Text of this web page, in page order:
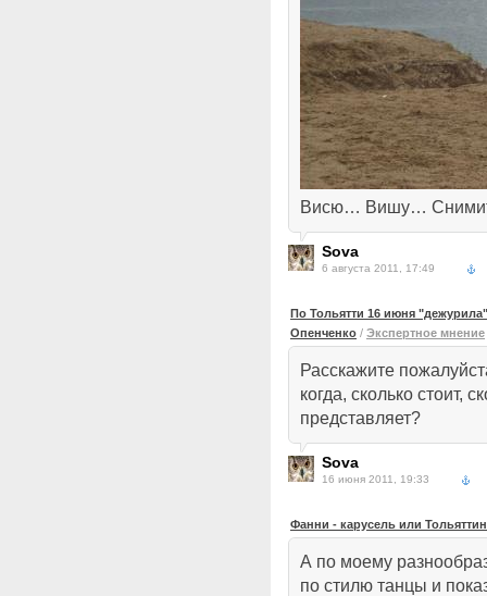
Висю… Вишу…
Sova
6 августа 2011, 17:49
По Тольятти 16 июня
Опенченко / Экспертное мнение
Расскажите
когда, сколько стоит,
представляет?
Sova
16 июня 2011, 19:33
Фанни - карусель или
А по моему
по стилю танцы и